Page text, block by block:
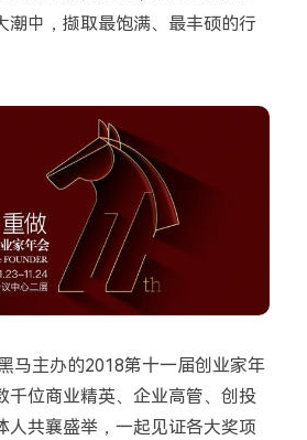
： 4000-300624
潮中，撷取最饱满、最丰硕的行
马主办的2018第十一届创业家年
千位商业精英、企业高管、创投
人共襄盛举，一起见证各大奖项